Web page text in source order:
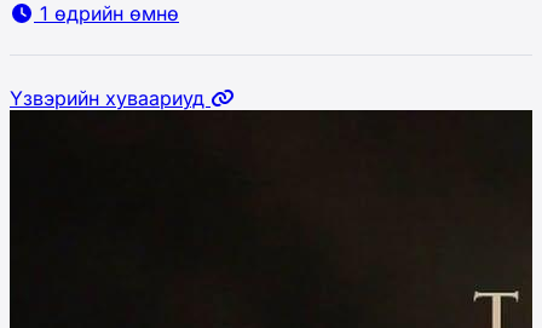
1 өдрийн өмнө
Үзвэрийн хуваариуд